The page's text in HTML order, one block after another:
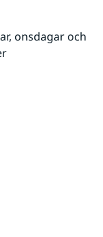
onsdagar och